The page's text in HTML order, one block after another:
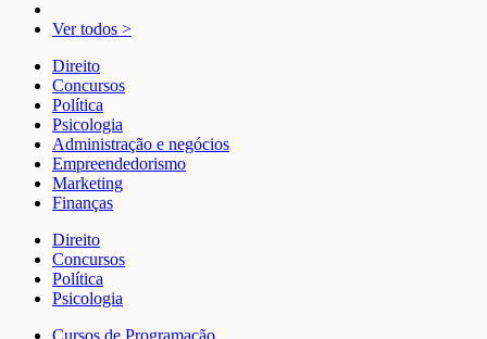
Ver todos >
Direito
Concursos
Política
Psicologia
Administração e negócios
Empreendedorismo
Marketing
Finanças
Direito
Concursos
Política
Psicologia
Cursos de Programação